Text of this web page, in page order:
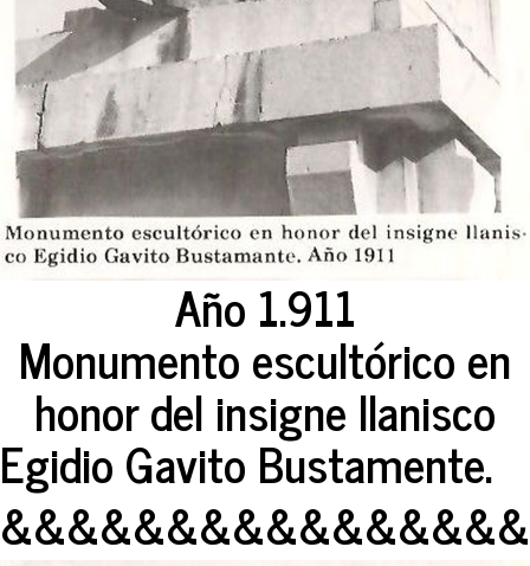
Año 1.911
Monumento escultórico en
honor del insigne llanisco
Egidio Gavito Bustamente.